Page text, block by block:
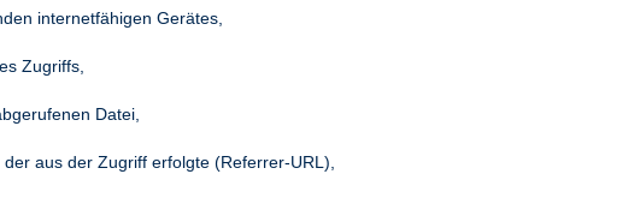
internetfähigen Gerätes,
Zugriffs,
Datei,
aus der Zugriff erfolgte (Referrer-URL),